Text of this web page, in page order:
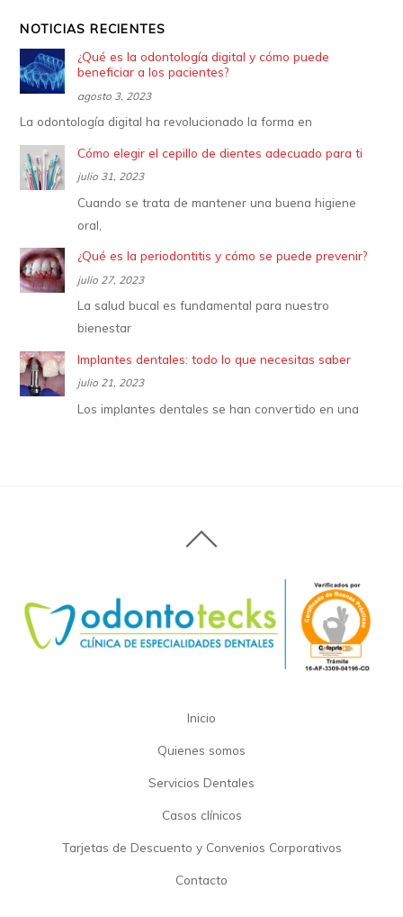
NOTICIAS RECIENTES
¿Qué es la odontología digital y cómo puede
beneficiar a los pacientes?
agosto 3, 2023
La odontología digital ha revolucionado la forma en
Cómo elegir el cepillo de dientes adecuado para ti
julio 31, 2023
Cuando se trata de mantener una buena higiene
oral,
¿Qué es la periodontitis y cómo se puede prevenir?
julio 27, 2023
La salud bucal es fundamental para nuestro
bienestar
Implantes dentales: todo lo que necesitas saber
julio 21, 2023
Los implantes dentales se han convertido en una
Inicio
Quienes somos
Servicios Dentales
Casos clínicos
Tarjetas de Descuento y Convenios Corporativos
Contacto